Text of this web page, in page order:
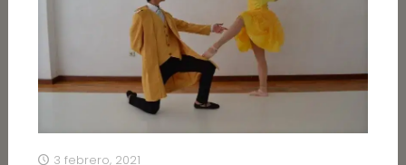
3 febrero, 2021